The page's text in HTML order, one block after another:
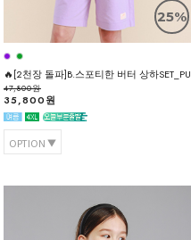
25%
🔥[2천장 돌파]B.스포티한 버터 상하SET_PU
47,800원
35,800원
OPTION